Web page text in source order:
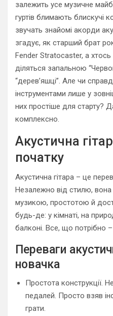
залежить усе музичне
гуртів блимають блискучі
звучать знайомі акорди
згадує, як старший брат
Fender Stratocaster, а хтось
діляться запальною
“дерев’яшці”. Але чи
інструментами лише у
них простіше для старту?
комплексно.
Акустична
початку
Акустична гітара – це
Незалежно від стилю,
музикою, простотою й
будь-де: у кімнаті, на
балконі. Все, що потрібно
Переваги
новачка
Простота конструкції.
педалей. Просто взяв
грати.